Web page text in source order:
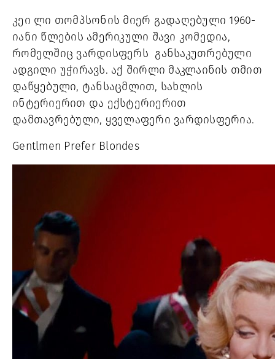
კეი ლი თომპსონის მიერ გადაღებული 1960-
იანი წლების ამერიკული შავი კომედია,
რომელშიც ვარდისფერს  განსაკუთრებული
ადგილი უჭირავს. აქ შირლი მაკლაინის თმით
დაწყებული, ტანსაცმლით, სახლის
ინტერიერით და ექსტერიერით
დამთავრებული, ყველაფერი ვარდისფერია.
Gentlmen Prefer Blondes